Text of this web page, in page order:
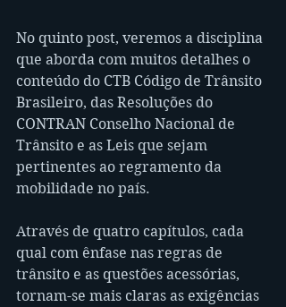
No quinto post, veremos a disciplina
que aborda com muitos detalhes o
conteúdo do CTB Código de Trânsito
Brasileiro, das Resoluções do
CONTRAN Conselho Nacional de
Trânsito e as Leis que sejam
pertinentes ao regramento da
mobilidade no país.
Através de quatro capítulos, cada
qual com ênfase nas regras de
trânsito e as questões acessórias,
tornam-se mais claras as exigências